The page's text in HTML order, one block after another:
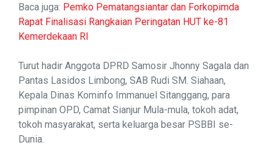
Baca juga: Pemko Pematangsiantar dan Forkopimda
Rapat Finalisasi Rangkaian Peringatan HUT ke-81
Kemerdekaan RI
Turut hadir Anggota DPRD Samosir Jhonny Sagala dan
Pantas Lasidos Limbong, SAB Rudi SM. Siahaan,
Kepala Dinas Kominfo Immanuel Sitanggang, para
pimpinan OPD, Camat Sianjur Mula-mula, tokoh adat,
tokoh masyarakat, serta keluarga besar PSBBI se-
Dunia.